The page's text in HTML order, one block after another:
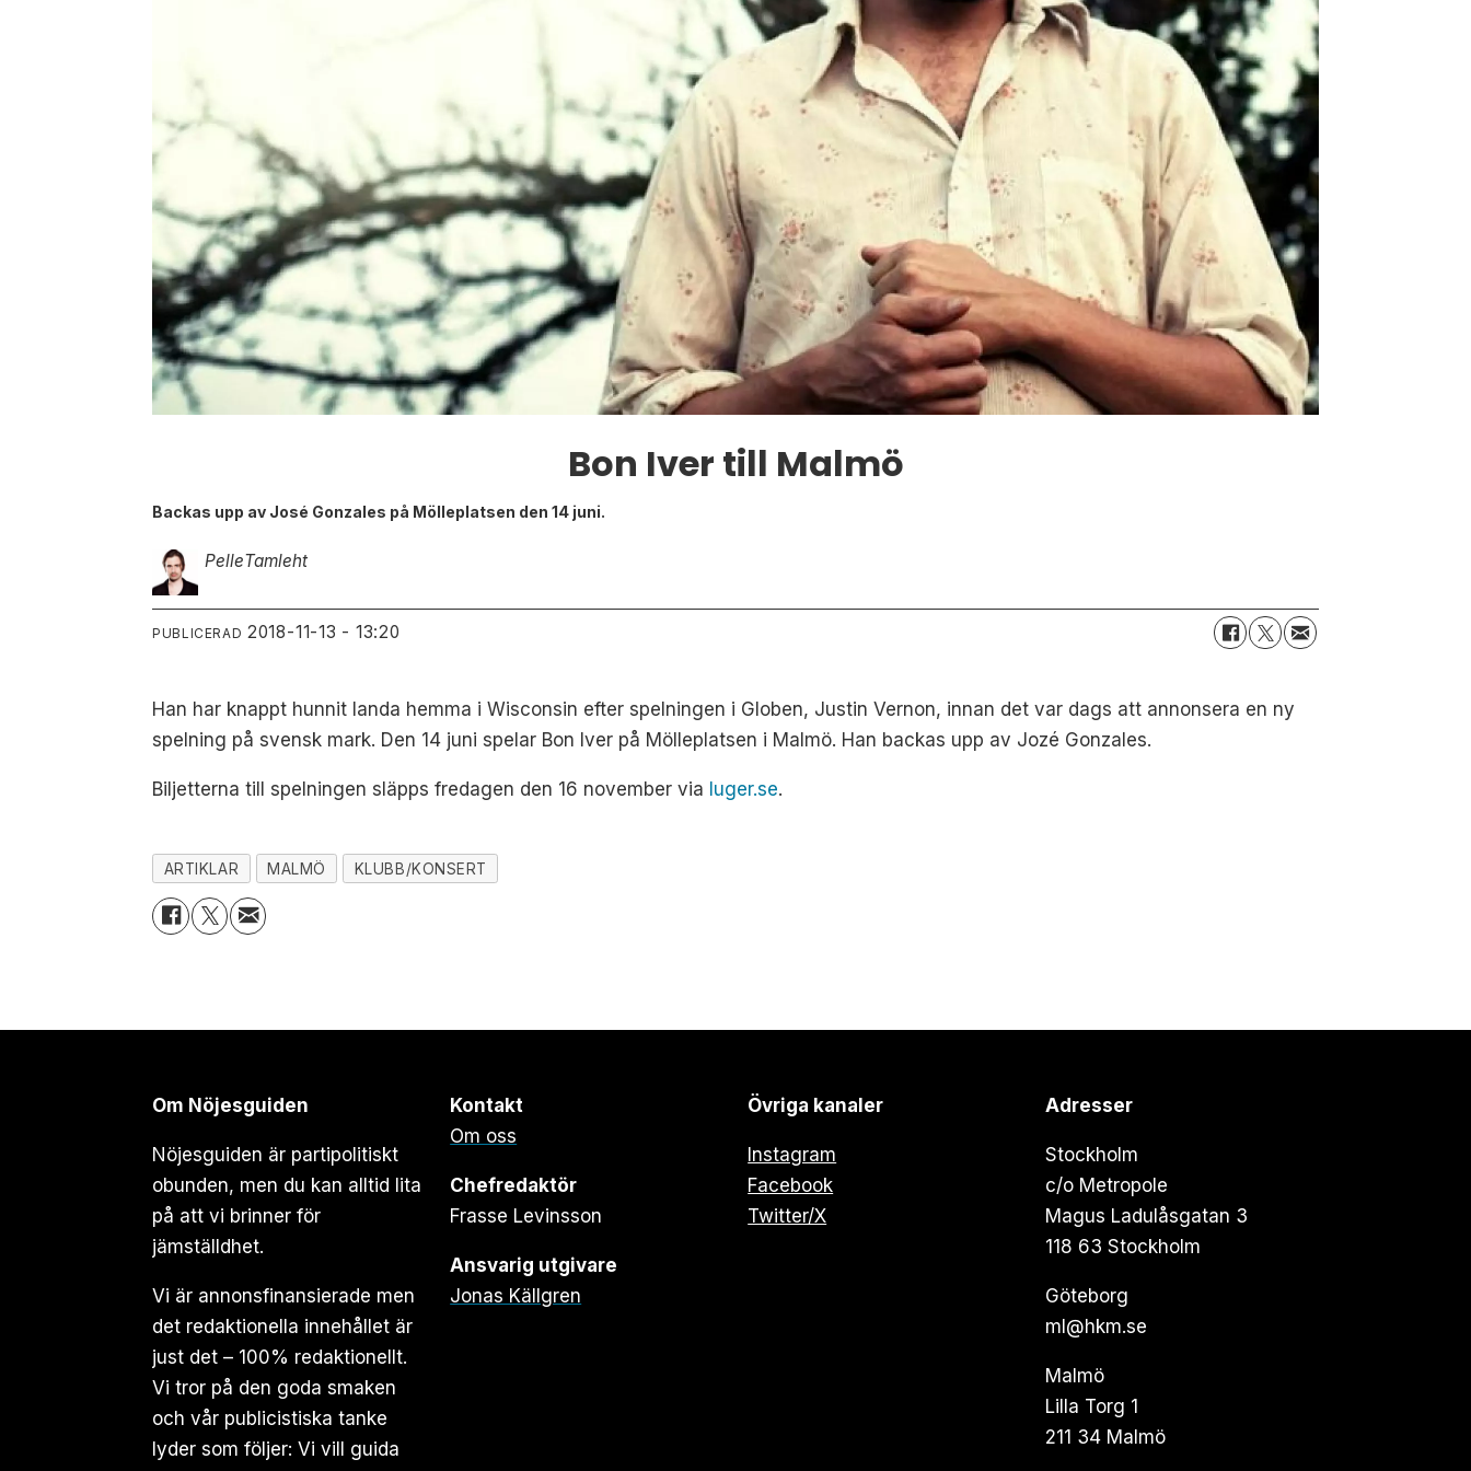
Bon Iver till Malmö
Backas upp av José Gonzales på Mölleplatsen den 14 juni.
PelleTamleht
PUBLICERAD 2018-11-13 - 13:20
Han har knappt hunnit landa hemma iWisconsin efter spelningen i Globen, Justin Vernon, innan det var dags att annonsera en ny
spelning på svensk mark. Den 14 juni spelar Bon Iver på Mölleplatsen i Malmö. Han backas upp av Jozé Gonzales.
Biljetterna till spelningen släpps fredagen den 16 november via luger.se.
ARTIKLAR MALMÖ KLUBB/KONSERT
Om Nöjesguiden
Nöjesguiden är partipolitiskt
obunden, men du kan alltid lita
på att vi brinner för
jämställdhet.
Vi är annonsfinansierade men
det redaktionella innehållet är
just det – 100% redaktionellt.
Vi tror på den goda smaken
och vår publicistiska tanke
lyder som följer: Vi vill guida
Kontakt
Om oss
Chefredaktör
Frasse Levinsson
Ansvarig utgivare
Jonas Källgren
Övriga kanaler
Instagram
Facebook
Twitter/X
Adresser
Stockholm
c/o Metropole
Magus Ladulåsgatan 3
118 63 Stockholm
Göteborg
ml@hkm.se
Malmö
Lilla Torg 1
211 34 Malmö